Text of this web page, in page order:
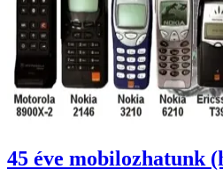
45 éve mobilozhatunk